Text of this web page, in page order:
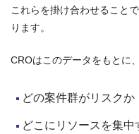
これらを掛け合わせること
ります。
CROはこのデータをもとに、
どの案件群がリスクか
どこにリソースを集中